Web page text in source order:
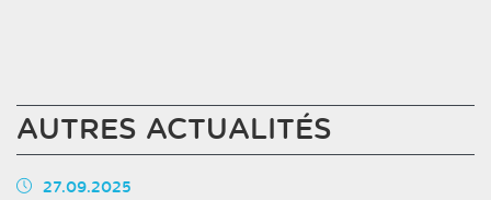
AUTRES ACTUALITÉS
27.09.2025